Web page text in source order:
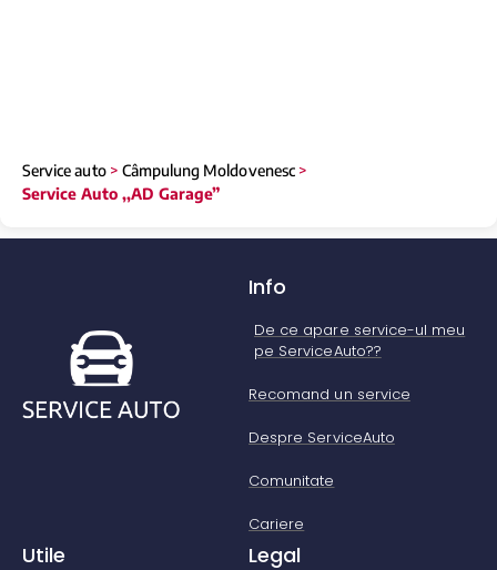
Service auto> Câmpulung Moldovenesc>
Service Auto ,,AD Garage”
Info
De ce apare service-ul meu
pe ServiceAuto??
Recomand un service
Despre ServiceAuto
Comunitate
Cariere
Utile Legal